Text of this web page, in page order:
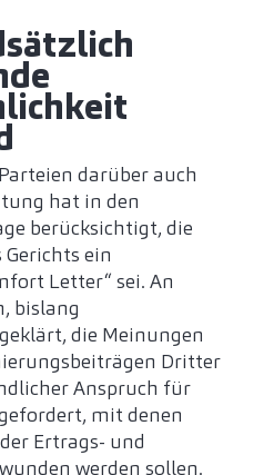
darüber auch
hat in den
berücksichtigt, die
ein
Letter“ sei. An
bislang
die Meinungen
Dritter
Anspruch für
mit denen
Ertrags- und
werden sollen.